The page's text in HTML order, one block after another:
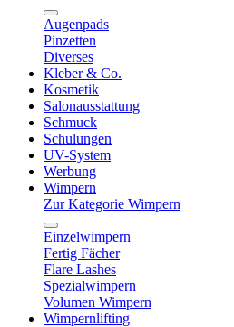
Augenpads
Pinzetten
Diverses
Kleber & Co.
Kosmetik
Salonausstattung
Schmuck
Schulungen
UV-System
Werbung
Wimpern
Zur Kategorie Wimpern
Einzelwimpern
Fertig Fächer
Flare Lashes
Spezialwimpern
Volumen Wimpern
Wimpernlifting